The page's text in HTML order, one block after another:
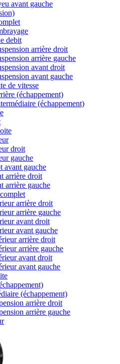
avant gauche
debit
arrière droit
arrière gauche
avant droit
avant gauche
de vitesse
(échappement)
(échappement)
droit
gauche
avant gauche
arrière droit
arrière gauche
arrière droit
arrière gauche
avant droit
avant gauche
arrière droit
arrière gauche
avant droit
avant gauche
(échappement)
arrière droit
arrière gauche